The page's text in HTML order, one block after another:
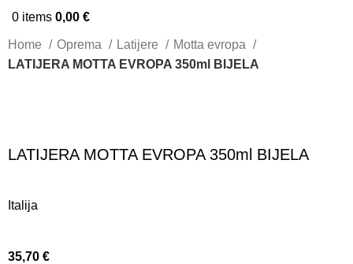
0 items 0,00 €
Home Oprema Latijere
Motta evropa
LATIJERA MOTTA EVROPA 350ml BIJELA
LATIJERA MOTTA EVROPA 350ml BIJELA
Italija
35,70€